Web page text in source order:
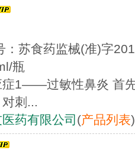
：苏食药监械(准)字
瓶
过敏性鼻炎 首先
刺...
药有限公司 (产品列表)